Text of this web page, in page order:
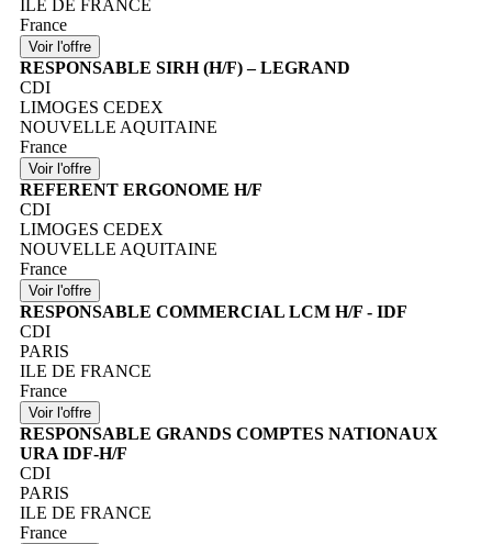
ILE DE FRANCE
France
RESPONSABLE SIRH (H/F) – LEGRAND
CDI
LIMOGES CEDEX
NOUVELLE AQUITAINE
France
REFERENT ERGONOME H/F
CDI
LIMOGES CEDEX
NOUVELLE AQUITAINE
France
RESPONSABLE COMMERCIAL LCM H/F - IDF
CDI
PARIS
ILE DE FRANCE
France
RESPONSABLE GRANDS COMPTES NATIONAUX
URA IDF-H/F
CDI
PARIS
ILE DE FRANCE
France